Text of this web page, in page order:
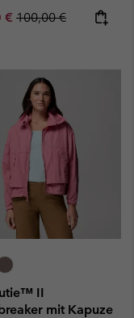
€ Regular price:
100,00 €
II
mit Kapuze